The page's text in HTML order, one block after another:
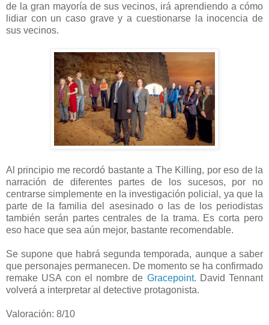
de la gran mayoría de sus vecinos, irá aprendiendo a cómo
lidiar con un caso grave y a cuestionarse la inocencia de
sus vecinos.
Al principio me recordó bastante a The Killing, por eso de la
narración de diferentes partes de los sucesos, por no
centrarse simplemente en la investigación policial, ya que la
parte de la familia del asesinado o las de los periodistas
también serán partes centrales de la trama. Es corta pero
eso hace que sea aún mejor, bastante recomendable.
Se supone que habrá segunda temporada, aunque a saber
que personajes permanecen. De momento se ha confirmado
remake USA con el nombre de Gracepoint. David Tennant
volverá a interpretar al detective protagonista.
Valoración: 8/10